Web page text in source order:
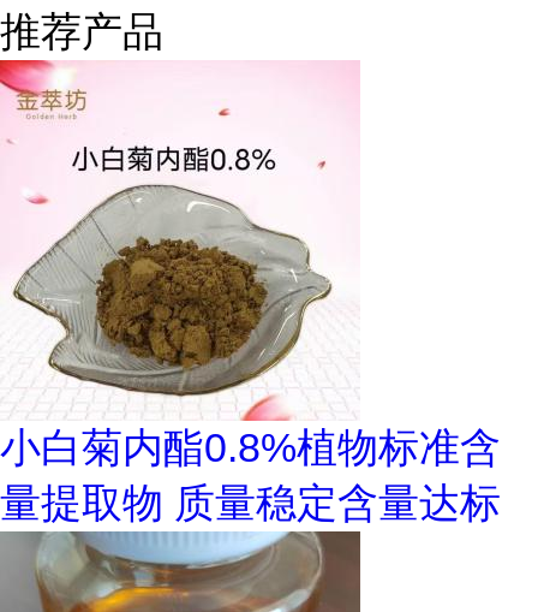
推荐产品
小白菊内酯0.8%植物标准含
量提取物 质量稳定含量达标